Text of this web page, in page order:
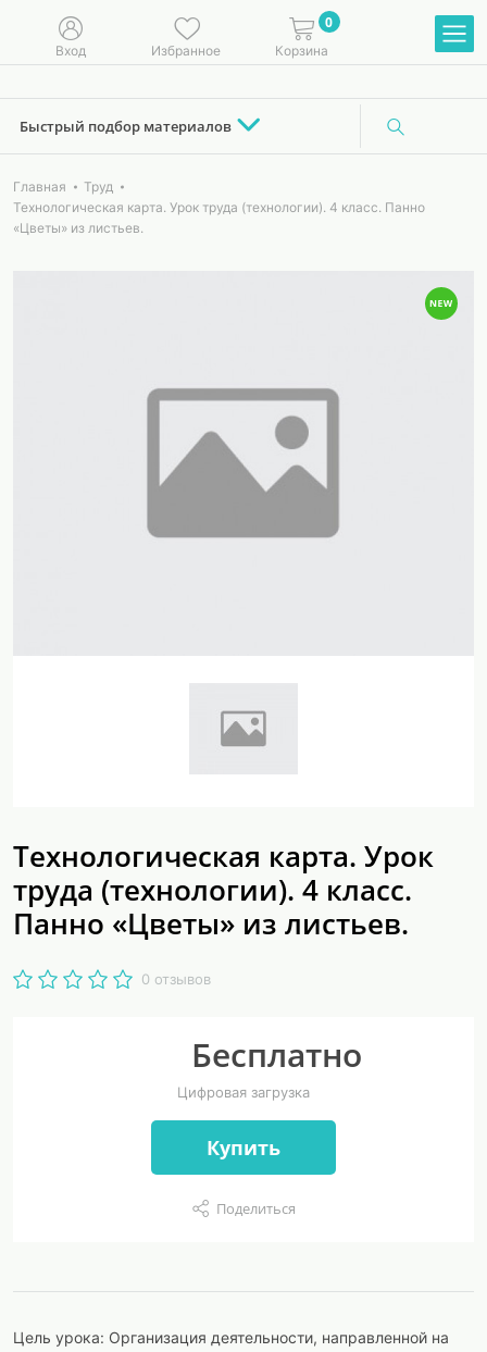
Вход Избранное
0
Корзина
Быстрый подбор материалов
Главная
Труд
Технологическая карта. Урок труда (технологии). 4 класс. Панно
«Цветы» из листьев.
Технологическая карта. Урок
труда (технологии). 4 класс.
Панно «Цветы» из листьев.
0 отзывов
Бесплатно
Цифровая загрузка
Купить
Поделиться
Цель урока: Организация деятельности, направленной на